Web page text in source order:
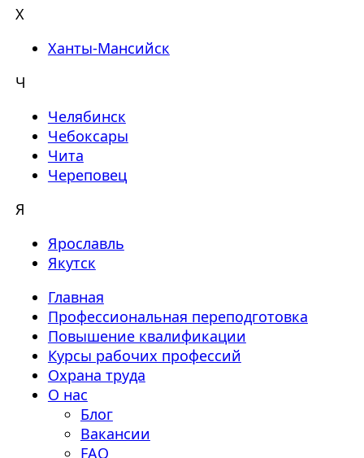
Х
Ханты-Мансийск
Ч
Челябинск
Чебоксары
Чита
Череповец
Я
Ярославль
Якутск
Главная
Профессиональная переподготовка
Повышение квалификации
Курсы рабочих профессий
Охрана труда
О нас
Блог
Вакансии
FAQ